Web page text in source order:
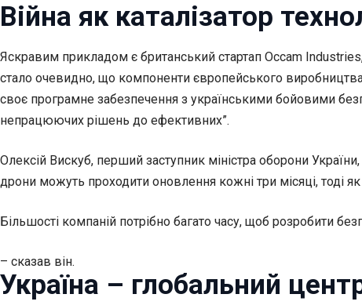
Війна як каталізатор
Яскравим прикладом є британський стартап Occam
стало очевидно, що компоненти європейського
своє програмне забезпечення з українськими бойовими
непрацюючих рішень до ефективних”.
Олексій Вискуб, перший заступник міністра оборони
дрони можуть проходити оновлення кожні три місяці, тоді
Більшості компаній потрібно багато часу, щоб розробити
– сказав він.
Україна – глобальний